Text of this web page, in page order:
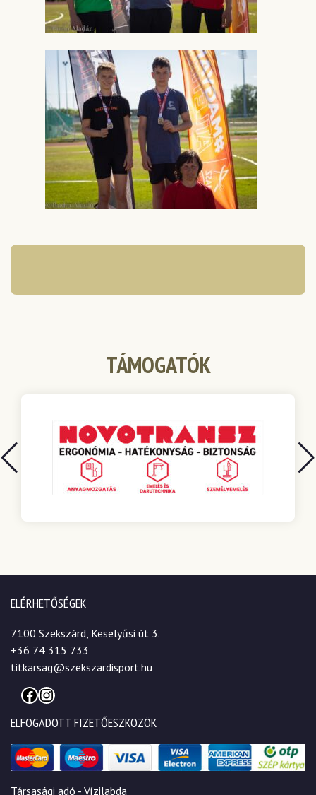
TÁMOGATÓK
ELÉRHETŐSÉGEK
7100 Szekszárd, Keselyűsi út 3.
+36 74 315 733
titkarsag@szekszardisport.hu
Facebook
Instagram
ELFOGADOTT FIZETŐESZKÖZÖK
Társasági adó - Vízilabda